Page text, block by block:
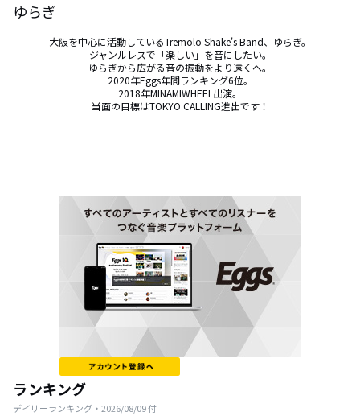
ゆらぎ
大阪を中心に活動しているTremolo Shake's Band、ゆらぎ。
ジャンルレスで「楽しい」を音にしたい。
ゆらぎから広がる音の振動をより遠くへ。
2020年Eggs年間ランキング6位。
2018年MINAMIWHEEL出演。
当面の目標はTOKYO CALLING進出です！
ランキング
デイリーランキング・ 2026/08/09付